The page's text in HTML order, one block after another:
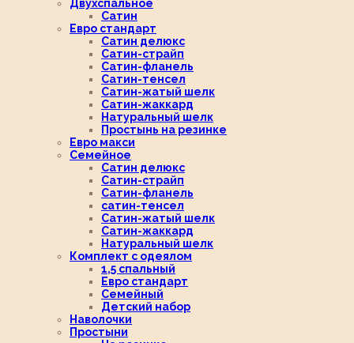
Двухспальное
Сатин
Евро стандарт
Сатин делюкс
Сатин-страйп
Сатин-фланель
Сатин-тенсел
Сатин-жатый шелк
Сатин-жаккард
Натуральный шелк
Простынь на резинке
Евро макси
Семейное
Сатин делюкс
Сатин-страйп
Сатин-фланель
сатин-тенсел
Сатин-жатый шелк
Сатин-жаккард
Натуральный шелк
Комплект с одеялом
1,5 спальный
Евро стандарт
Семейный
Детский набор
Наволочки
Простыни